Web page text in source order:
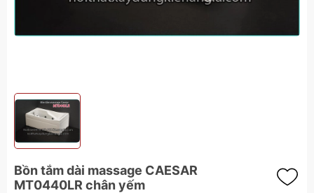
Bồn tắm dài massage CAESAR
MT0440LR chân yếm